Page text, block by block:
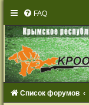
FAQ
Список форумов